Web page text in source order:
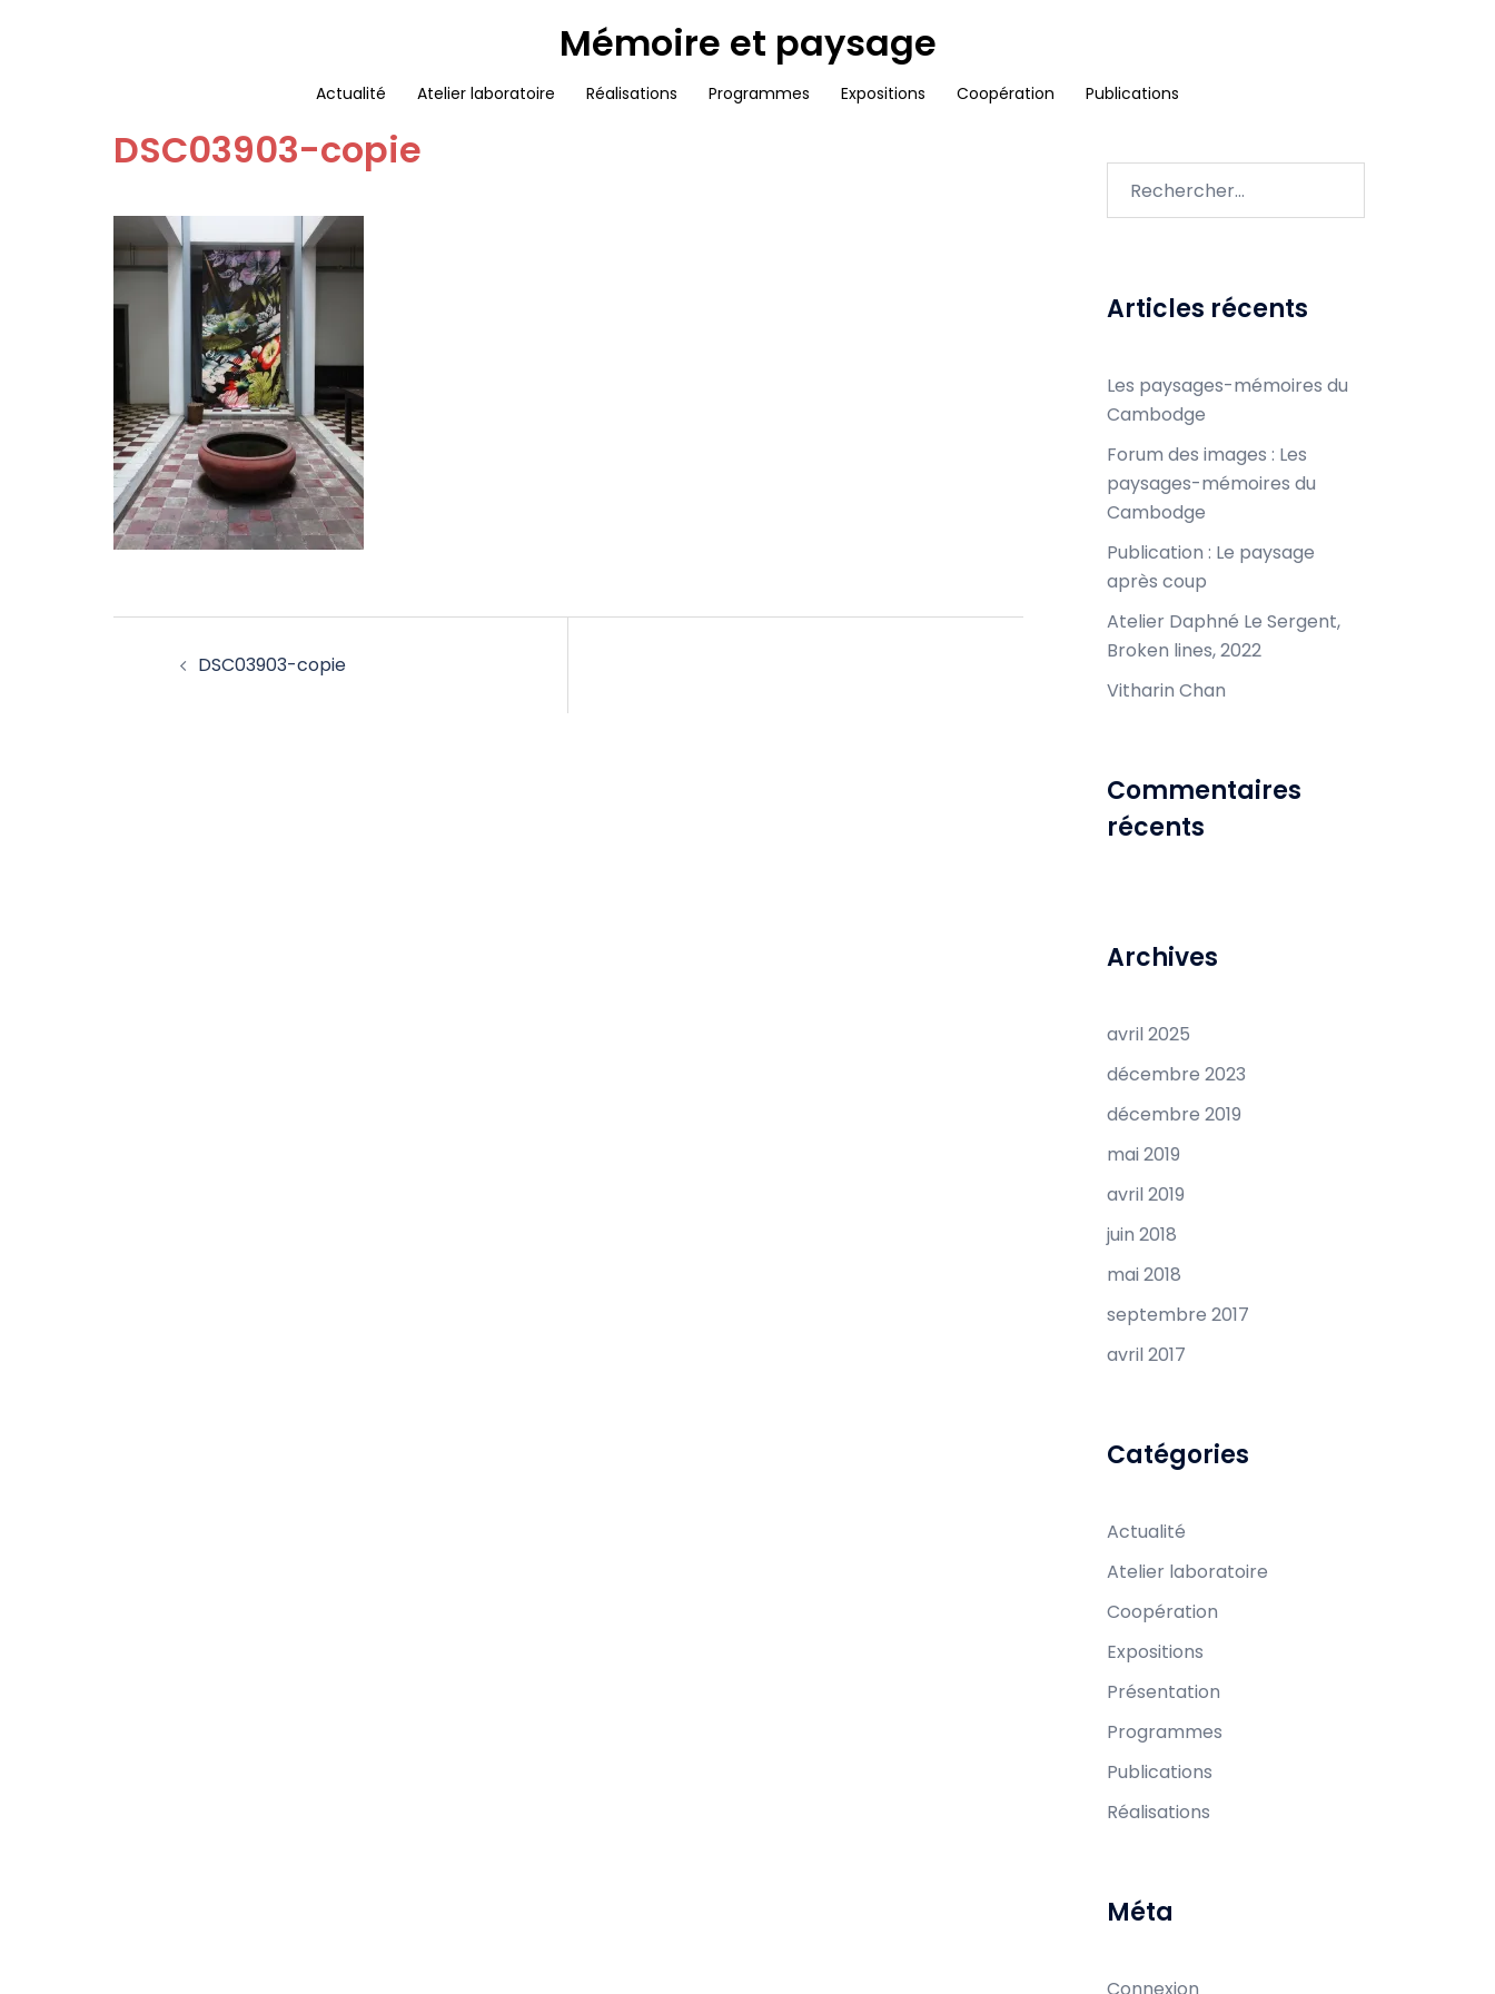
Mémoire et paysage
Actualité Atelier laboratoire Réalisations Programmes Expositions Coopération Publications
DSC03903-copie
d’articleDSC03903-copie
Articles récents
Les paysages-mémoires du
Cambodge
Forum des images : Les
paysages-mémoires du
Cambodge
Publication : Le paysage
après coup
Atelier Daphné Le Sergent,
Broken lines, 2022
Vitharin Chan
Commentaires
récents
Archives
avril 2025
décembre 2023
décembre 2019
mai 2019
avril 2019
juin 2018
mai 2018
septembre 2017
avril 2017
Catégories
Actualité
Atelier laboratoire
Coopération
Expositions
Présentation
Programmes
Publications
Réalisations
Méta